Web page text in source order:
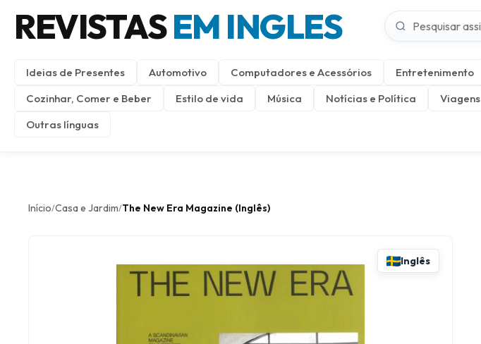
REVISTASEM INGLES
Ideias de Presentes Automotivo Computadores e Acessórios Entretenimento
Cozinhar, Comer e Beber
Estilo de vida Música Notícias e Política Viagens
Outras línguas
Início/Casa e Jardim/The New Era Magazine (Inglês)
Inglês